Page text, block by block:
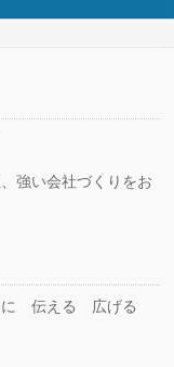
強い会社づくりをお
界に 伝える 広げる